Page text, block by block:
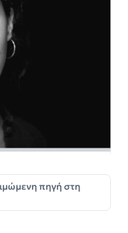
πηγή στη